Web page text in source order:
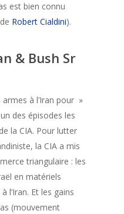
est bien connu
Robert Cialdini).
& Bush Sr
à l’Iran pour »
des épisodes les
la CIA. Pour lutter
la CIA a mis
triangulaire : les
en matériels
l’Iran. Et les gains
(mouvement